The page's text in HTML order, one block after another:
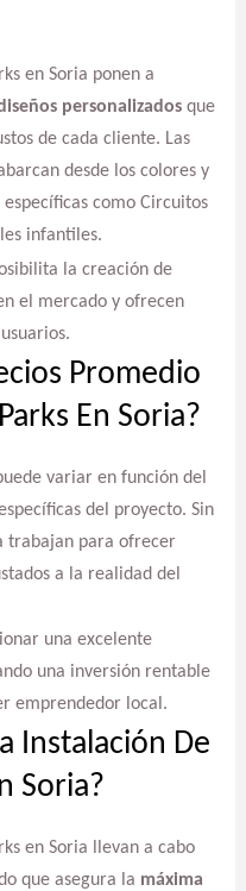
en Soria ponen a
personalizadosque
de cada cliente. Las
desde los colores y
como Circuitos
infantiles.
la creación de
el mercado y ofrecen
Promedio
En Soria?
variar en función del
del proyecto. Sin
trabajan para ofrecer
a la realidad del
una excelente
una inversión rentable
emprendedor local.
Instalación De
Soria?
en Soria llevan a cabo
que asegura la máxima